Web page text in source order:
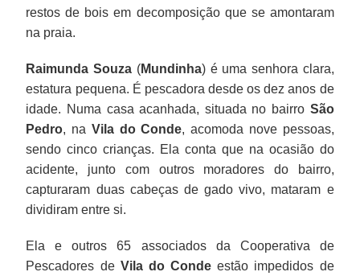
restos de bois em decomposição que se amontaram
na praia.
Raimunda Souza (Mundinha) é uma senhora clara,
estatura pequena. É pescadora desde os dez anos de
idade. Numa casa acanhada, situada no bairro São
Pedro, na Vila do Conde, acomoda nove pessoas,
sendo cinco crianças. Ela conta que na ocasião do
acidente, junto com outros moradores do bairro,
capturaram duas cabeças de gado vivo, mataram e
dividiram entre si.
Ela e outros 65 associados da Cooperativa de
Pescadores de Vila do Conde estão impedidos de